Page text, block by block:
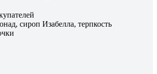
сироп Изабелла, терпкость